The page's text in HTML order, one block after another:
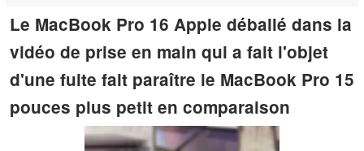
Le MacBook Pro 16 Apple déballé dans la
vidéo de prise en main qui a fait l'objet
d'une fuite fait paraître le MacBook Pro 15
pouces plus petit en comparaison